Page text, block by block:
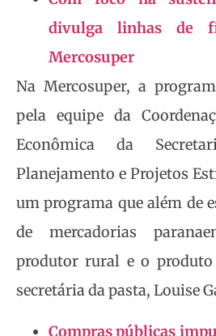
divulga linhas de
Mercosuper
Na Mercosuper, a
pela equipe da
Econômica da
Planejamento e Projetos
um programa que além de
de mercadorias
produtor rural e o produto
secretária da pasta, Louise
Compras públicas